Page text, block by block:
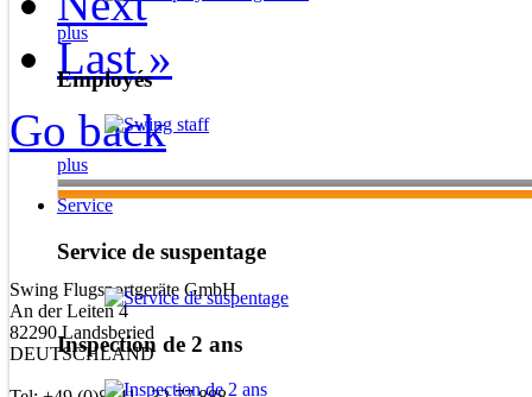
plus
Employés
plus
Service
Service de suspentage
Inspection de 2 ans
Last »
Go back
Swing Flugsportgeräte GmbH
An der Leiten 4
82290 Landsberied
DEUTSCHLAND